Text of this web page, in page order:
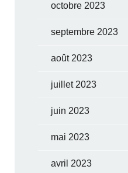
octobre 2023
septembre 2023
août 2023
juillet 2023
juin 2023
mai 2023
avril 2023